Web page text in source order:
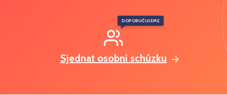
Sjednat osobní schůzku
DOPORUČUJEME